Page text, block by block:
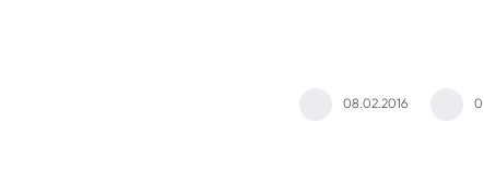
08.02.2016 0